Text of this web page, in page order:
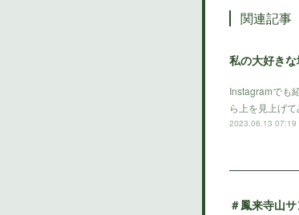
関連記事
私の大好き
Instagramでも
ら上を見上げ
2023.06.13 07:19
＃鳳来寺山